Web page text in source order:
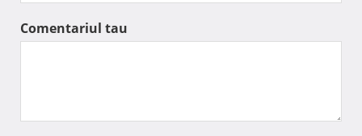
Comentariul tau